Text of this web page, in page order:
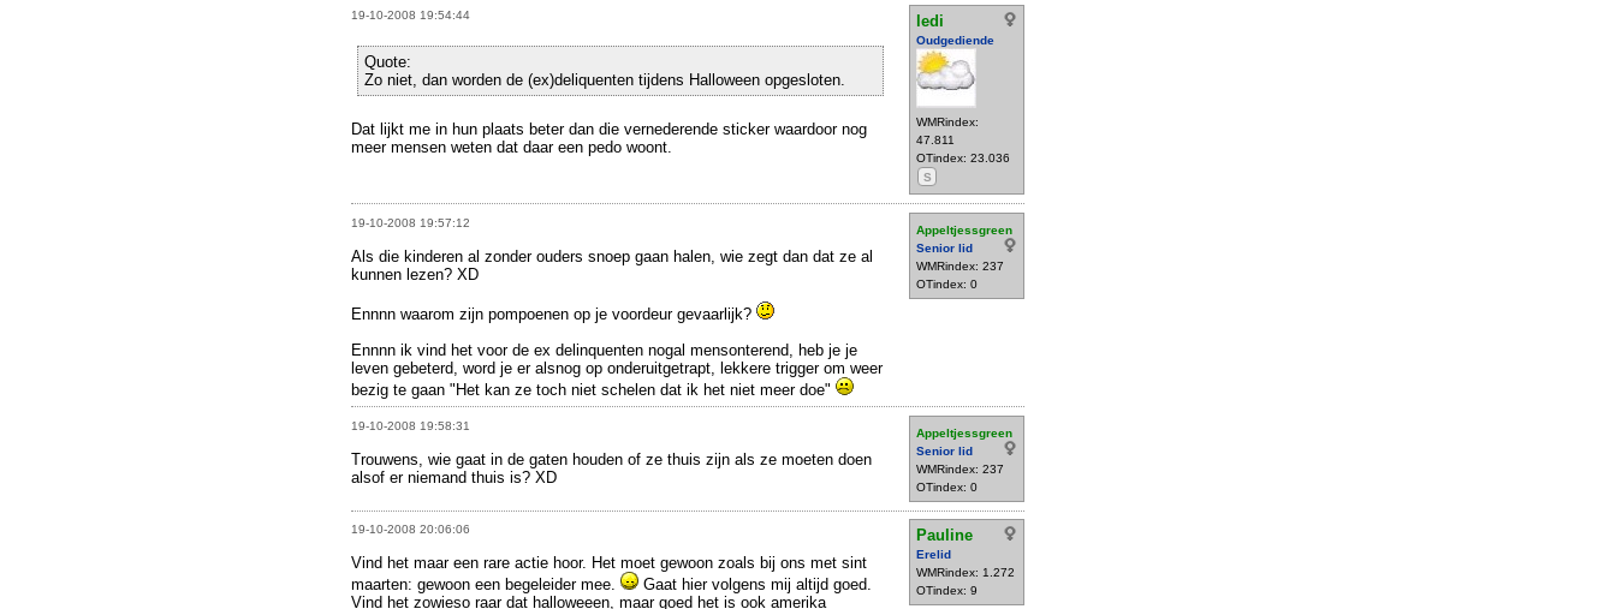
19-10-2008 19:54:44 ledi
Oudgediende
WMRindex:
47.811
OTindex: 23.036
S
Quote:
Zo niet, dan worden de (ex)deliquenten tijdens Halloween opgesloten.
Dat lijkt me in hun plaats beter dan die vernederende sticker waardoor nog
meer mensen weten dat daar een pedo woont.
19-10-2008 19:57:12
Appeltjessgreen
Senior lid
WMRindex: 237
OTindex: 0
Als die kinderen al zonder ouders snoep gaan halen, wie zegt dan dat ze al
kunnen lezen? XD
Ennnn waarom zijn pompoenen op je voordeur gevaarlijk?
Ennnn ik vind het voor de ex delinquenten nogal mensonterend, heb je je
leven gebeterd, word je er alsnog op onderuitgetrapt, lekkere trigger om weer
bezig te gaan "Het kan ze toch niet schelen dat ik het niet meer doe"
19-10-2008 19:58:31
Appeltjessgreen
Senior lid
WMRindex: 237
OTindex: 0
Trouwens, wie gaat in de gaten houden of ze thuis zijn als ze moeten doen
alsof er niemand thuis is? XD
19-10-2008 20:06:06 Pauline
Erelid
WMRindex: 1.272
OTindex: 9
Vind het maar een rare actie hoor. Het moet gewoon zoals bij ons met sint
maarten: gewoon een begeleider mee.
Gaat hier volgens mij altijd goed.
Vind het zowieso raar dat halloweeen, maar goed het is ook amerika